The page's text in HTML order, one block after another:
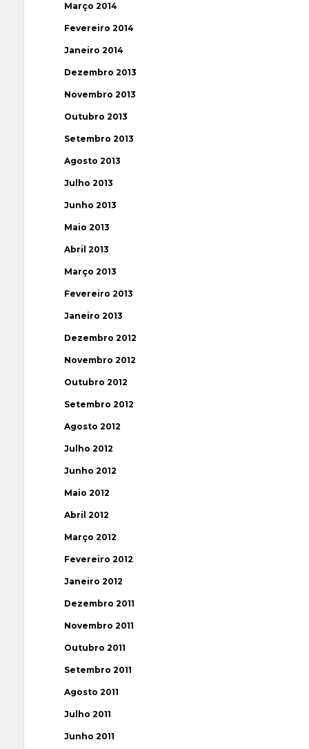
Março 2014
Fevereiro 2014
Janeiro 2014
Dezembro 2013
Novembro 2013
Outubro 2013
Setembro 2013
Agosto 2013
Julho 2013
Junho 2013
Maio 2013
Abril 2013
Março 2013
Fevereiro 2013
Janeiro 2013
Dezembro 2012
Novembro 2012
Outubro 2012
Setembro 2012
Agosto 2012
Julho 2012
Junho 2012
Maio 2012
Abril 2012
Março 2012
Fevereiro 2012
Janeiro 2012
Dezembro 2011
Novembro 2011
Outubro 2011
Setembro 2011
Agosto 2011
Julho 2011
Junho 2011